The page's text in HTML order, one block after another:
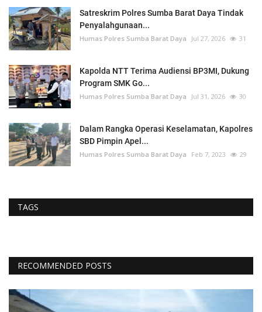
Satreskrim Polres Sumba Barat Daya Tindak
Penyalahgunaan...
Humas Polres Sumba Barat Daya Jul 27, 2026 31
Kapolda NTT Terima Audiensi BP3MI, Dukung
Program SMK Go...
Humas Polres Sumba Barat Daya Jul 31, 2026 30
Dalam Rangka Operasi Keselamatan, Kapolres
SBD Pimpin Apel...
Humas Polres Sumba Barat Daya Feb 7, 2023 29
TAGS
RECOMMENDED POSTS